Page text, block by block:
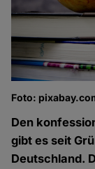
Foto:
Den
gibt es seit
Deutschland.